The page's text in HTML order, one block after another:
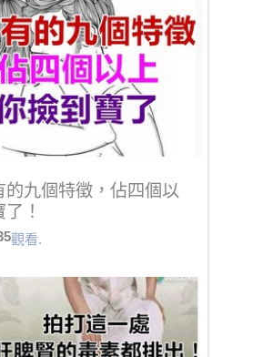
的九個特徵，佔四個以
！
觀看.